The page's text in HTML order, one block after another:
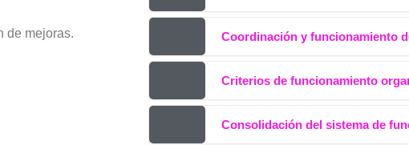
de mejoras. Coordinación y funcionamiento
Criterios de funcionamiento
Consolidación del sistema de